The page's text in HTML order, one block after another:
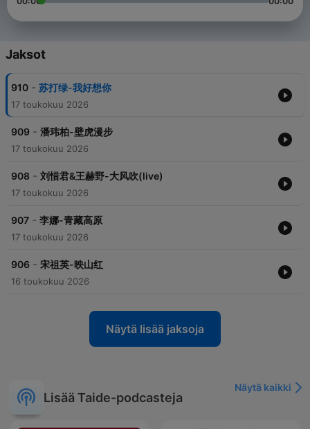
Jaksot
910 - 苏打绿-我好想你
17 toukokuu 2026
909 - 潘玮柏-壁虎漫步
17 toukokuu 2026
908 - 刘惜君&王赫野-大风吹(live)
17 toukokuu 2026
907 - 李娜-青藏高原
17 toukokuu 2026
906 - 宋祖英-映山红
16 toukokuu 2026
Näytä lisää jaksoja
Lisää Taide-podcasteja
Näytä kaikki